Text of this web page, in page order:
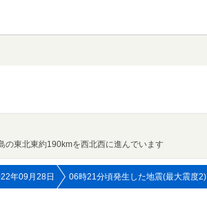
の東北東約190kmを西北西に進んでいます
年09月28日 06時21分頃発生した地震(最大震度2)